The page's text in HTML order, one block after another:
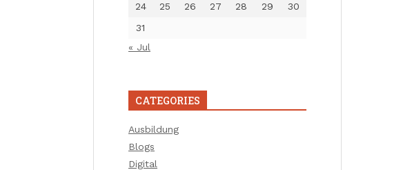
24
25 26 27 28 29
30
31
« Jul
CATEGORIES
Ausbildung
Blogs
Digital